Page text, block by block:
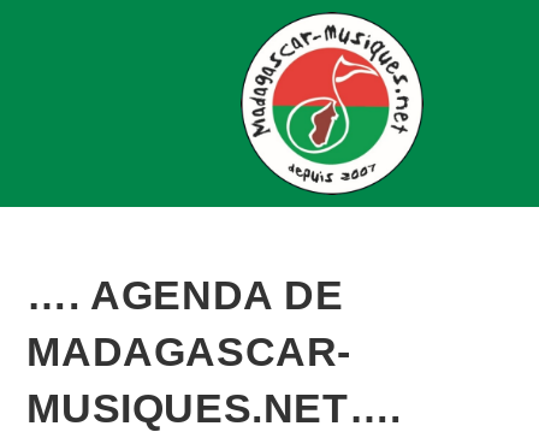
…. AGENDA DE
MADAGASCAR-
MUSIQUES.NET….